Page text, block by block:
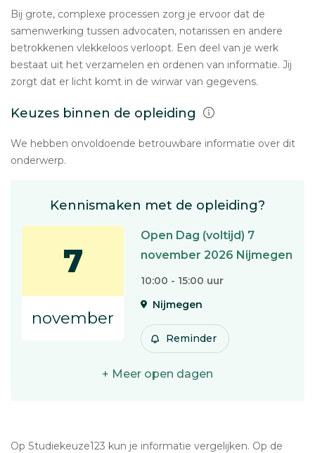
Bij grote, complexe processen zorg je ervoor dat de
samenwerking tussen advocaten, notarissen en andere
betrokkenen vlekkeloos verloopt. Een deel van je werk
bestaat uit het verzamelen en ordenen van informatie. Jij
zorgt dat er licht komt in de wirwar van gegevens.
Keuzes binnen de opleiding
We hebben onvoldoende betrouwbare informatie over dit
onderwerp.
Kennismaken met de opleiding?
7
november
Open Dag (voltijd) 7
november 2026 Nijmegen
10:00 - 15:00 uur
Nijmegen
Reminder
+ Meer open dagen
Op Studiekeuze123 kun je informatie vergelijken. Op de